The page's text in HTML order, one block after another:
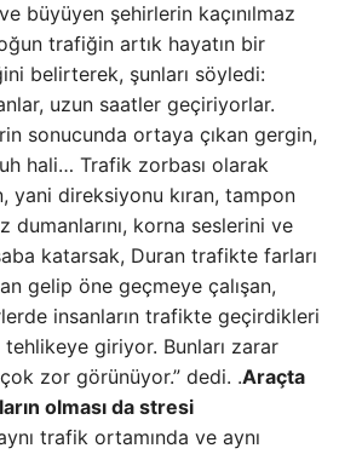
büyüyen şehirlerin kaçınılmaz
trafiğin artık hayatın bir
belirterek, şunları söyledi:
uzun saatler geçiriyorlar.
sonucunda ortaya çıkan gergin,
hali… Trafik zorbası olarak
yani direksiyonu kıran, tampon
korna seslerini ve
katarsak, Duran trafikte farları
gelip öne geçmeye çalışan,
insanların trafikte geçirdikleri
tehlikeye giriyor. Bunları zarar
zor görünüyor.” dedi. .Araçta
olması da stresi
trafik ortamında ve aynı